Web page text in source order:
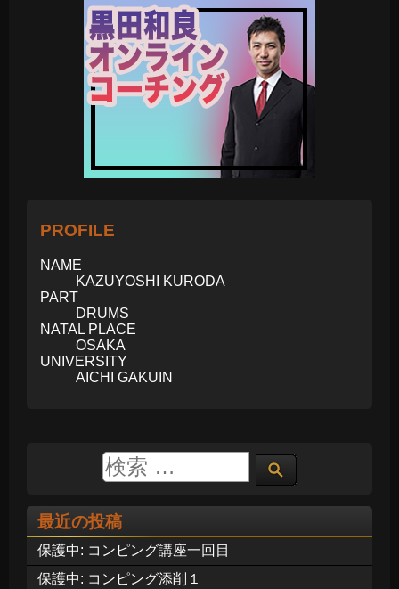
PROFILE
NAME
KAZUYOSHI KURODA
PART
DRUMS
NATAL PLACE
OSAKA
UNIVERSITY
AICHI GAKUIN
最近の投稿
保護中: コンピング講座一回目
保護中: コンピング添削１